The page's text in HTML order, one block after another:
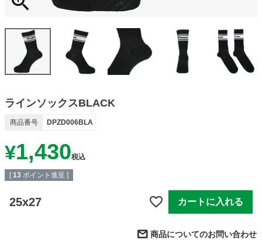
ラインソックスBLACK
商品番号 DPZD006BLA
¥1,430税込
[ 13 ポイント進呈 ]
25x27 カートに入れる
商品についてのお問い合わせ